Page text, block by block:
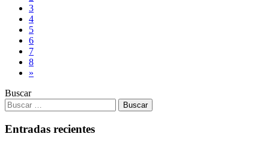
3
4
5
6
7
8
»
Buscar
Entradas recientes